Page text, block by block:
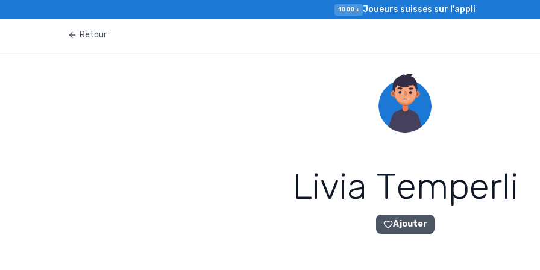
1000+ Joueurs suisses sur l'appli
Retour
Livia Temperli
Ajouter